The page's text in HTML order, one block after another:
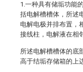
1.一种具有储垢功能
括电解槽槽体，所述
电解电极并排布置，
接线柱，电解液在相
所述电解槽槽体的底
高于结垢存储箱的上